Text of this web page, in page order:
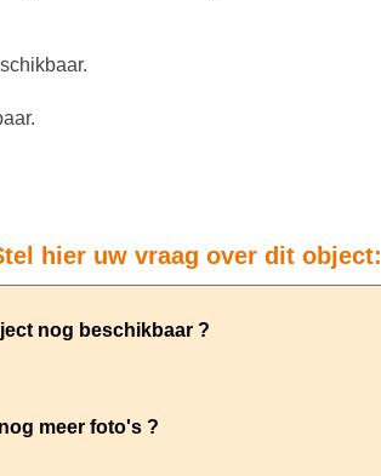
hier uw vraag over dit object: